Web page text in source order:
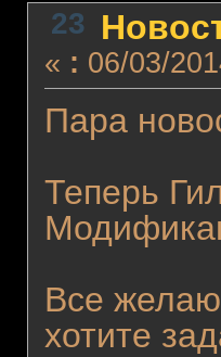
23
« : 06/03/
Пара
Теперь
Все
хотите